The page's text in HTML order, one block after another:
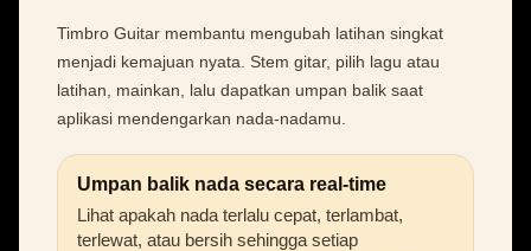
Timbro Guitar membantu mengubah latihan singkat
menjadi kemajuan nyata. Stem gitar, pilih lagu atau
latihan, mainkan, lalu dapatkan umpan balik saat
aplikasi mendengarkan nada-nadamu.
Umpan balik nada secara real-time
Lihat apakah nada terlalu cepat, terlambat,
terlewat, atau bersih sehingga setiap